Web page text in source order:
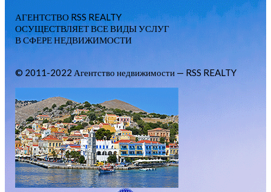
АГЕНТСТВО RSS REALTY
ОСУЩЕСТВЛЯЕТ ВСЕ ВИДЫ УСЛУГ
В СФЕРЕ НЕДВИЖИМОСТИ
© 2011-2022 Агентство недвижимости — RSS REALTY